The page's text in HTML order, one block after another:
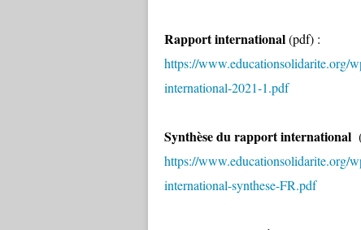
Rapport international(pdf) :
https://www.educationsolidarite.org/
international-2021-1.pdf
Synthèse du rapport international
https://www.educationsolidarite.org/
international-synthese-FR.pdf